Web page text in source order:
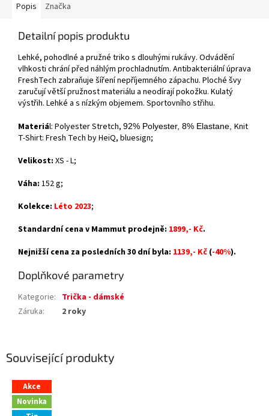
Související produkty
Akce
Novinka
Popis Značka
Detailní popis produktu
Lehké, pohodlné a pružné triko s dlouhými rukávy. Odvádění
vlhkosti chrání před náhlým prochladnutím. Antibakteriální úprava
FreshTech zabraňuje šíření nepříjemného zápachu. Ploché švy
zaručují větší pružnost materiálu a neodírají pokožku. Kulatý
výstřih. Lehké a s nízkým objemem. Sportovního střihu.
Materiál: Polyester Stretch, 92% Polyester, 8% Elastane, Knit
T-Shirt: Fresh Tech by HeiQ, bluesign;
Velikost: XS - L;
Váha: 152 g;
Kolekce: Léto 2023;
Standardní cena v Mammut prodejně: 1899,- Kč.
Nejnižší cena za posledních 30 dní byla: 1139,- Kč (-40%).
Doplňkové parametry
Kategorie: Trička - dámské
Záruka: 2 roky